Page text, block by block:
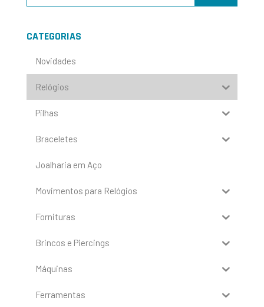
CATEGORIAS
Novidades
Relógios
Pilhas
Braceletes
Joalharia em Aço
Movimentos para Relógios
Fornituras
Brincos e Piercings
Máquinas
Ferramentas